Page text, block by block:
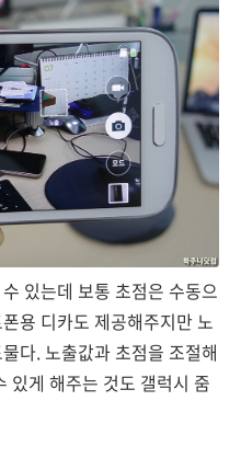
있는데 보통 초점은 수동으
용 디카도 제공해주지만 노
다. 노출값과 초점을 조절해
있게 해주는 것도 갤럭시 줌